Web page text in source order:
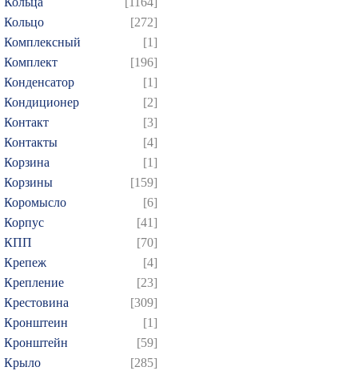
Кольцо
[272]
Комплексный
[1]
Комплект
[196]
Конденсатор
[1]
Кондиционер
[2]
Контакт
[3]
Контакты
[4]
Корзина
[1]
Корзины
[159]
Коромысло
[6]
Корпус
[41]
КПП
[70]
Крепеж
[4]
Крепление
[23]
Крестовина
[309]
Кронштеин
[1]
Кронштейн
[59]
Крыло
[285]